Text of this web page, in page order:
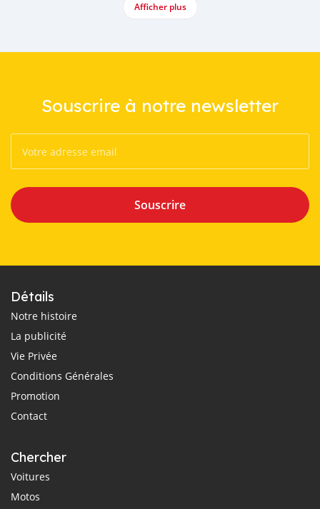
Afficher plus
Souscrire à notre newsletter
Souscrire
Détails
Notre histoire
La publicité
Vie Privée
Conditions Générales
Promotion
Contact
Chercher
Voitures
Motos